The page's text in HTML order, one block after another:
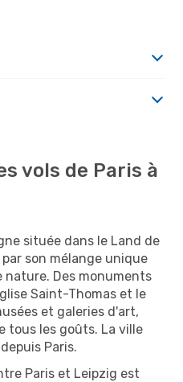
vols de Paris à
située dans le Land de
son mélange unique
Des monuments
Saint-Thomas et le
et galeries d'art,
tous les goûts. La ville
Paris.
Paris et Leipzig est